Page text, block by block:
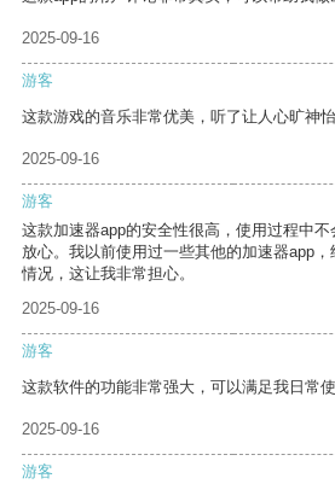
2025-09-16
游客
这款游戏的音乐非常优美，听了让人心旷神怡
2025-09-16
游客
这款加速器app的安全性很高，使用过程中
放心。我以前使用过一些其他的加速器app
情况，这让我非常担心。
2025-09-16
游客
这款软件的功能非常强大，可以满足我日常使
2025-09-16
游客